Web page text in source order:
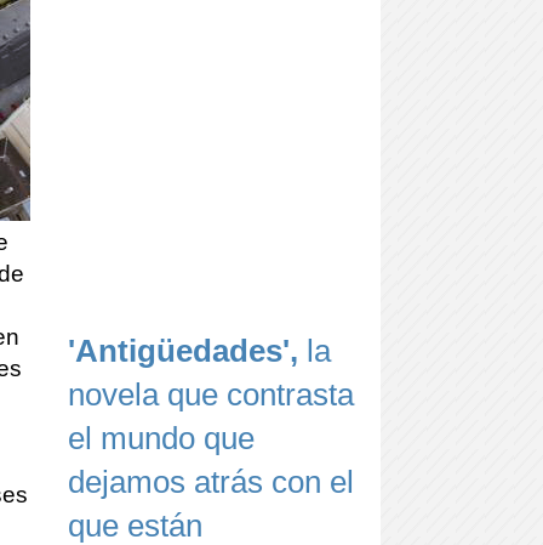
'Antigüedades', la
novela que contrasta
el mundo que
dejamos atrás con el
que están